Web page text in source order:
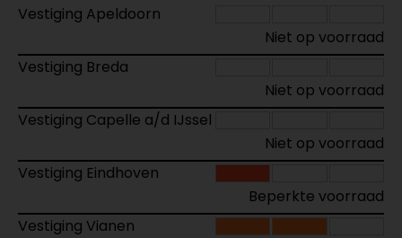
Vestiging Apeldoorn
Niet op voorraad
Vestiging Breda
Niet op voorraad
Vestiging Capelle a/d IJssel
Niet op voorraad
Vestiging Eindhoven
Beperkte voorraad
Vestiging Vianen